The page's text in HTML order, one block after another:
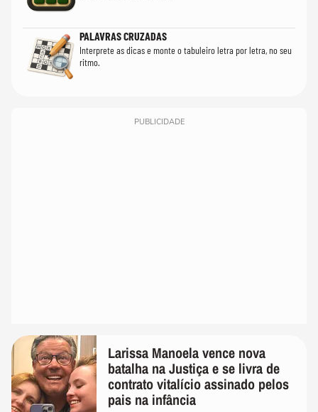
PALAVRAS CRUZADAS
Interprete as dicas e monte o tabuleiro letra por letra, no seu
ritmo.
PUBLICIDADE
Larissa Manoela vence nova
batalha na Justiça e se livra de
contrato vitalício assinado pelos
pais na infância